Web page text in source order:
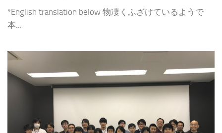
*English translation below 物凄くふざけているようで
本...